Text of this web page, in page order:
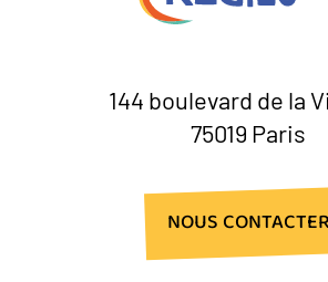
NOUS CONTACTER
144 boulevard de la
75019 Paris